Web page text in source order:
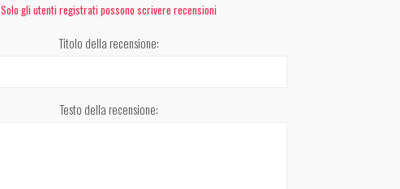
Solo gli utenti registrati possono scrivere recensioni
Titolo della recensione:
Testo della recensione: